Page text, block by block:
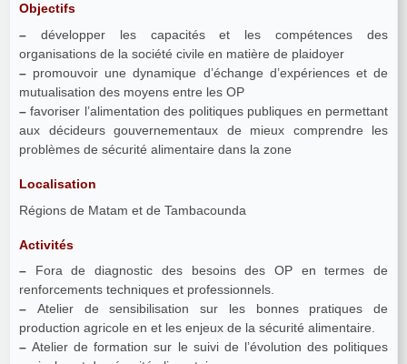
Objectifs
– développer les capacités et les compétences des
organisations de la société civile en matière de plaidoyer
– promouvoir une dynamique d’échange d’expériences et de
mutualisation des moyens entre les OP
– favoriser l’alimentation des politiques publiques en permettant
aux décideurs gouvernementaux de mieux comprendre les
problèmes de sécurité alimentaire dans la zone
Localisation
Régions de Matam et de Tambacounda
Activités
– Fora de diagnostic des besoins des OP en termes de
renforcements techniques et professionnels.
– Atelier de sensibilisation sur les bonnes pratiques de
production agricole en et les enjeux de la sécurité alimentaire.
– Atelier de formation sur le suivi de l’évolution des politiques